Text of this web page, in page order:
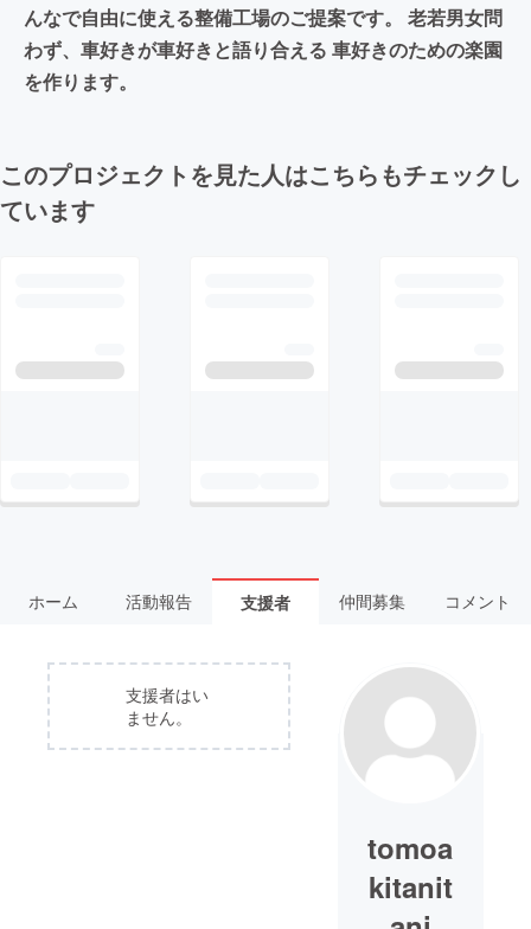
んなで自由に使える整備工場のご提案です。 老若男女問
わず、車好きが車好きと語り合える 車好きのための楽園
を作ります。
このプロジェクトを見た人はこちらもチェックし
ています
ホーム 活動報告 支援者 仲間募集 コメント
支援者はい
ません。
tomoa
kitanit